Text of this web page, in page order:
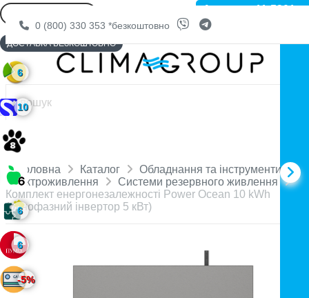
0 (800) 330 353 *безкоштовно
Головна Каталог
Обладнання та інструменти
Електроживлення
Системи резервного живлення
Комплект енергонезалежності Power Ocean 10 kWh
(однофазний інвертор 5 кВт)
Артикул: 11-5301
ДОСТАВКА БЕЗКОШТОВНО
6
10
6
6
-5%